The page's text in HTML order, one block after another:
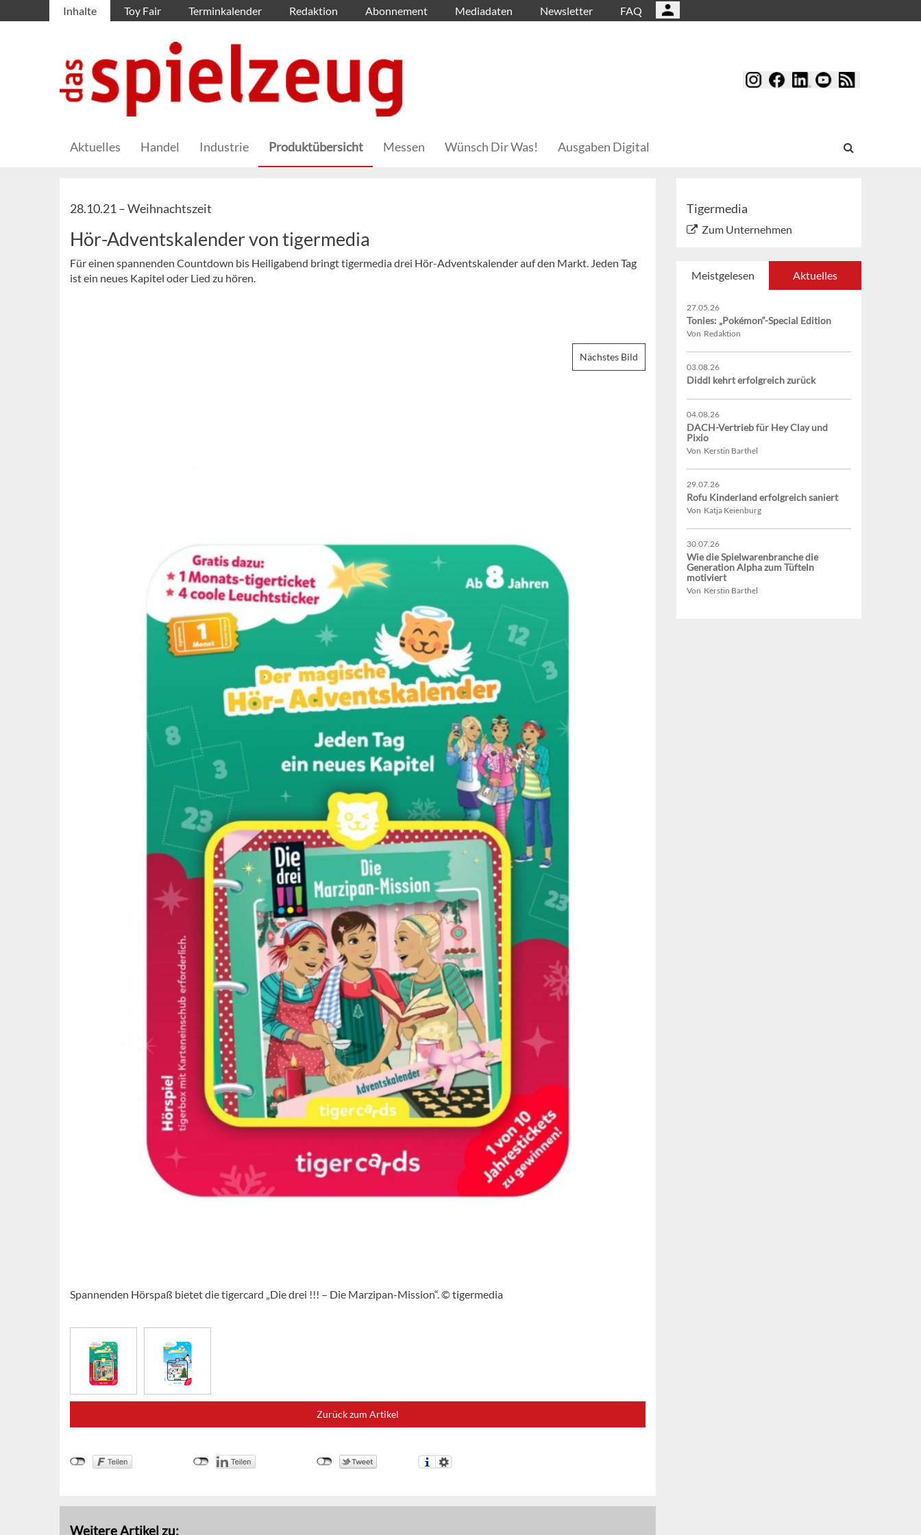
Inhalte Toy Fair Terminkalender Redaktion Abonnement Mediadaten Newsletter FAQ
Aktuelles Handel Industrie Produktübersicht Messen Wünsch Dir Was! Ausgaben Digital
28.10.21 –Weihnachtszeit
Hör-Adventskalender von tigermedia
Für einen spannenden Countdown bis Heiligabend bringt tigermedia drei Hör-Adventskalender auf den Markt. Jeden Tag
ist ein neues Kapitel oder Lied zu hören.
Nächstes Bild
Spannenden Hörspaß bietet die tigercard „Die drei !!! – Die Marzipan-Mission“. © tigermedia
Zurück zum Artikel
Weitere Artikel zu:
Tigermedia
Zum Unternehmen
Meistgelesen Aktuelles
27.05.26
Tonies: „Pokémon“-Special Edition
Von Redaktion
03.08.26
Diddl kehrt erfolgreich zurück
04.08.26
DACH-Vertrieb für Hey Clay und
Pixio
Von Kerstin Barthel
29.07.26
Rofu Kinderland erfolgreich saniert
Von Katja Keienburg
30.07.26
Wie die Spielwarenbranche die
Generation Alpha zum Tüfteln
motiviert
Von Kerstin Barthel